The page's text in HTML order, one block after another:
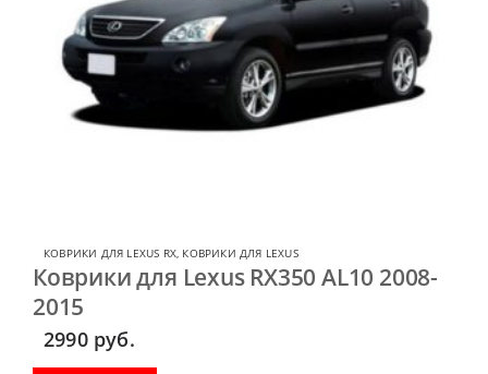
КОВРИКИ ДЛЯ LEXUS RX, КОВРИКИ ДЛЯ LEXUS
Коврики для Lexus RX350 AL10 2008-
2015
2990 руб.